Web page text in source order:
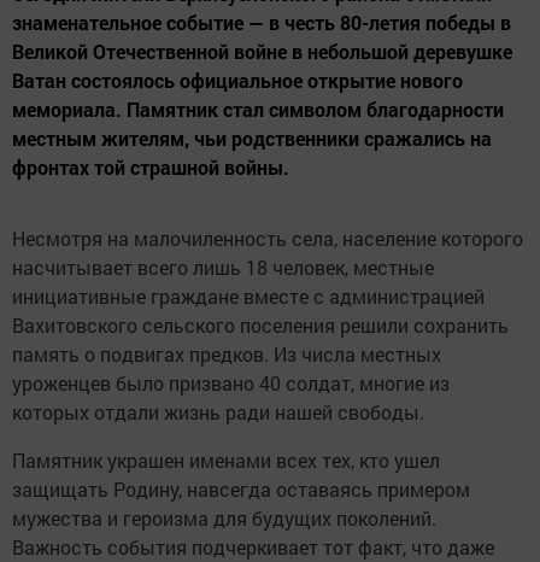
знаменательное событие — в честь 80-летия победы в
Великой Отечественной войне в небольшой деревушке
Ватан состоялось официальное открытие нового
мемориала. Памятник стал символом благодарности
местным жителям, чьи родственники сражались на
фронтах той страшной войны.
Несмотря на малочиленность села, население которого
насчитывает всего лишь 18 человек, местные
инициативные граждане вместе с администрацией
Вахитовского сельского поселения решили сохранить
память о подвигах предков. Из числа местных
уроженцев было призвано 40 солдат, многие из
которых отдали жизнь ради нашей свободы.
Памятник украшен именами всех тех, кто ушел
защищать Родину, навсегда оставаясь примером
мужества и героизма для будущих поколений.
Важность события подчеркивает тот факт, что даже